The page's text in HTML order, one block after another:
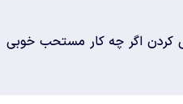
کردن اگر چه کار مستحب خوبی